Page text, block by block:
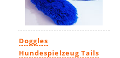
Doggles
Hundespielzeug Tails